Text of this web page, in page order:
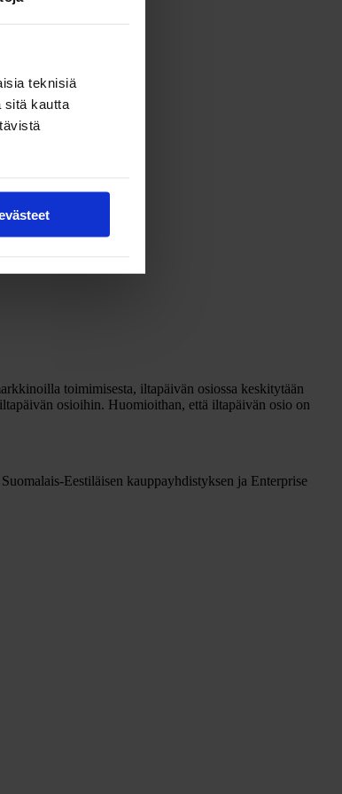
teknisiä
sitä kautta
toimimisesta, iltapäivän osiossa keskitytään
osioihin. Huomioithan, että iltapäivän osio on
Eestiläisen kauppayhdistyksen ja Enterprise